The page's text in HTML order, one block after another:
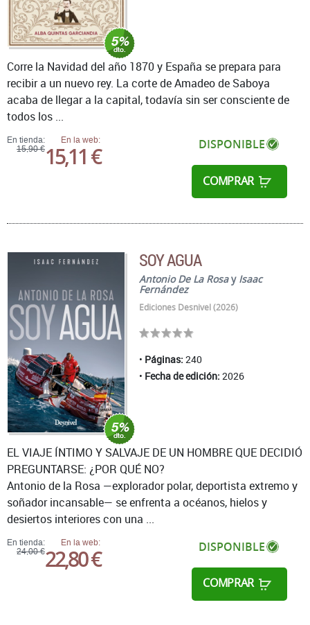
En tienda:
15,90 €
En la web:
15,11 € DISPONIBLE
COMPRAR
Corre la Navidad del año 1870 y España se prepara para
recibir a un nuevo rey. La corte de Amadeo de Saboya
acaba de llegar a la capital, todavía sin ser consciente de
todos los ...
SOY AGUA
Antonio De La Rosay Isaac
Fernández
Ediciones Desnivel (2026)
Páginas: 240
Fecha de edición: 2026
En tienda:
24,00 €
En la web:
22,80 € DISPONIBLE
COMPRAR
EL VIAJE ÍNTIMO Y SALVAJE DE UN HOMBRE QUE DECIDIÓ
PREGUNTARSE: ¿POR QUÉ NO?
Antonio de la Rosa —explorador polar, deportista extremo y
soñador incansable— se enfrenta a océanos, hielos y
desiertos interiores con una ...